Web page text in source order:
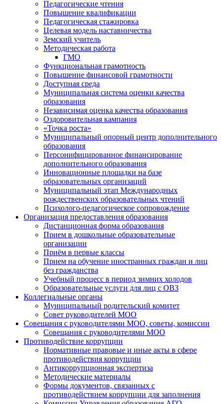
Педагогические чтения
Повышение квалификации
Педагогическая стажировка
Целевая модель наставничества
Земский учитель
Методическая работа
ГМО
Функциональная грамотность
Повышение финансовой грамотности
Доступная среда
Муниципальная система оценки качества
образования
Независимая оценка качества образования
Оздоровительная кампания
«Точка роста»
Муниципальный опорный центр дополнительного
образования
Персонифицированное финансирование
дополнительного образования
Инновационные площадки на базе
образовательных организаций
Муниципальный этап Международных
рождественских образовательных чтений
Психолого-педагогическое сопровождение
Организация предоставления образования
Дистанционная форма образования
Прием в дошкольные образовательные
организации
Приём в первые классы
Прием на обучение иностранных граждан и лиц
без гражданства
Учебный процесс в период зимних холодов
Образовательные услуги для лиц с ОВЗ
Коллегиальные органы
Муниципальный родительский комитет
Совет руководителей МОО
Совещания с руководителями МОО, советы, комиссии
Совещания с руководителями МОО
Противодействие коррупции
Нормативные правовые и иные акты в сфере
противодействия коррупции
Антикоррупционная экспертиза
Методические материалы
Формы документов, связанных с
противодействием коррупции для заполнения